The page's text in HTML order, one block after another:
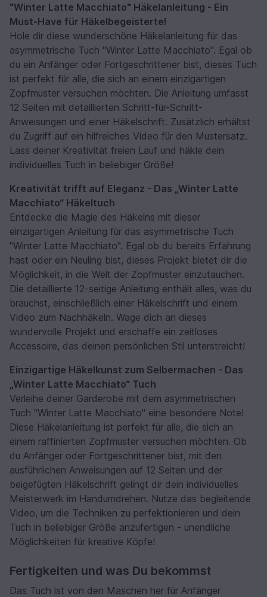
"Winter Latte Macchiato" Häkelanleitung - Ein
Must-Have für Häkelbegeisterte!
Hole dir diese wunderschöne Häkelanleitung für das
asymmetrische Tuch "Winter Latte Macchiato". Egal ob
du ein Anfänger oder Fortgeschrittener bist, dieses Tuch
ist perfekt für alle, die sich an einem einzigartigen
Zopfmuster versuchen möchten. Die Anleitung umfasst
12 Seiten mit detaillierten Schritt-für-Schritt-
Anweisungen und einer Häkelschrift. Zusätzlich erhältst
du Zugriff auf ein hilfreiches Video für den Mustersatz.
Lass deiner Kreativität freien Lauf und häkle dein
individuelles Tuch in beliebiger Größe!
Kreativität trifft auf Eleganz - Das „Winter Latte
Macchiato“ Häkeltuch
Entdecke die Magie des Häkelns mit dieser
einzigartigen Anleitung für das asymmetrische Tuch
"Winter Latte Macchiato". Egal ob du bereits Erfahrung
hast oder ein Neuling bist, dieses Projekt bietet dir die
Möglichkeit, in die Welt der Zopfmuster einzutauchen.
Die detaillierte 12-seitige Anleitung enthält alles, was du
brauchst, einschließlich einer Häkelschrift und einem
Video zum Nachhäkeln. Wage dich an dieses
wundervolle Projekt und erschaffe ein zeitloses
Accessoire, das deinen persönlichen Stil unterstreicht!
Einzigartige Häkelkunst zum Selbermachen - Das
„Winter Latte Macchiato“ Tuch
Verleihe deiner Garderobe mit dem asymmetrischen
Tuch "Winter Latte Macchiato" eine besondere Note!
Diese Häkelanleitung ist perfekt für alle, die sich an
einem raffinierten Zopfmuster versuchen möchten. Ob
du Anfänger oder Fortgeschrittener bist, mit den
ausführlichen Anweisungen auf 12 Seiten und der
beigefügten Häkelschrift gelingt dir dein individuelles
Meisterwerk im Handumdrehen. Nutze das begleitende
Video, um die Techniken zu perfektionieren und dein
Tuch in beliebiger Größe anzufertigen - unendliche
Möglichkeiten für kreative Köpfe!
Fertigkeiten und was Du bekommst
Das Tuch ist von den Maschen her für Anfänger